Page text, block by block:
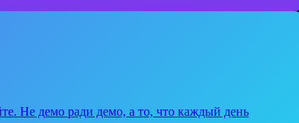
Не демо ради демо, а то, что каждый день